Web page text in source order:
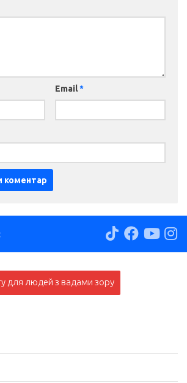
Email*
для людей з вадами зору